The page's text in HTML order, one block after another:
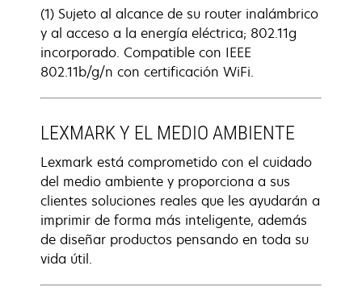
(1) Sujeto al alcance de su router inalámbrico
y al acceso a la energía eléctrica; 802.11g
incorporado. Compatible con IEEE
802.11b/g/n con certificación WiFi.
LEXMARK Y EL MEDIO AMBIENTE
Lexmark está comprometido con el cuidado
del medio ambiente y proporciona a sus
clientes soluciones reales que les ayudarán a
imprimir de forma más inteligente, además
de diseñar productos pensando en toda su
vida útil.